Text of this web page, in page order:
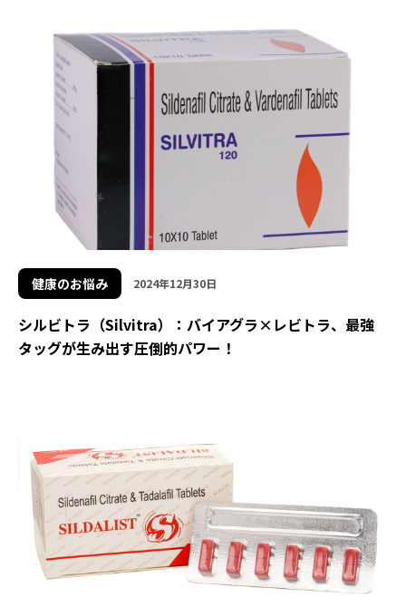
健康のお悩み 2024年12月30日
シルビトラ（Silvitra）：バイアグラ×レビトラ、最強
タッグが生み出す圧倒的パワー！